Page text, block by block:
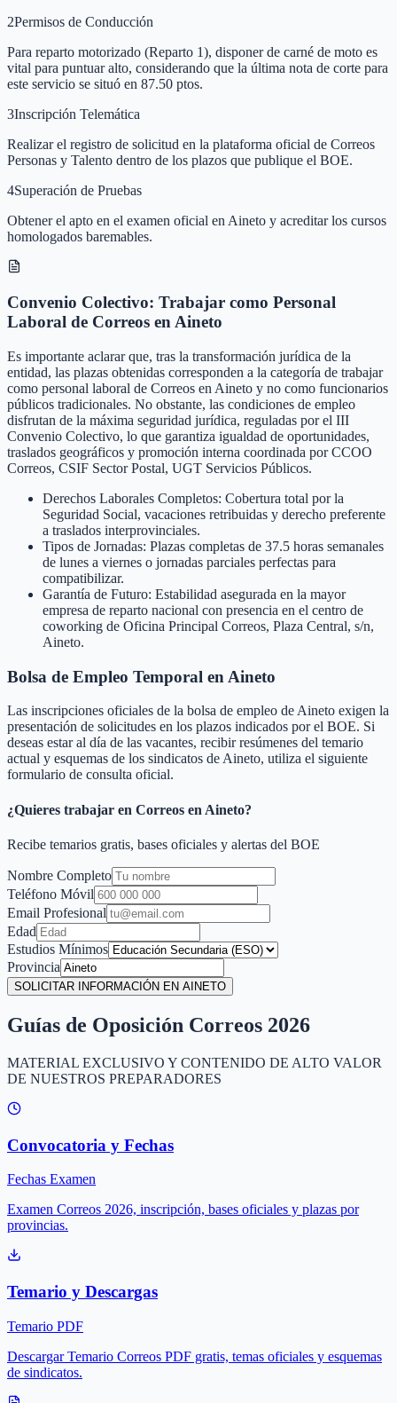
2Permisos de Conducción
Para reparto motorizado (Reparto 1), disponer de carné de moto es
vital para puntuar alto, considerando que la última nota de corte para
este servicio se situó en 87.50 ptos.
3Inscripción Telemática
Realizar el registro de solicitud en la plataforma oficial de Correos
Personas y Talento dentro de los plazos que publique el BOE.
4Superación de Pruebas
Obtener el apto en el examen oficial en Aineto y acreditar los cursos
homologados baremables.
Convenio Colectivo: Trabajar como Personal
Laboral de Correos en Aineto
Es importante aclarar que, tras la transformación jurídica de la
entidad, las plazas obtenidas corresponden a la categoría de trabajar
como personal laboral de Correos en Aineto y no como funcionarios
públicos tradicionales. No obstante, las condiciones de empleo
disfrutan de la máxima seguridad jurídica, reguladas por el III
Convenio Colectivo, lo que garantiza igualdad de oportunidades,
traslados geográficos y promoción interna coordinada por CCOO
Correos, CSIF Sector Postal, UGT Servicios Públicos.
Derechos Laborales Completos: Cobertura total por la
Seguridad Social, vacaciones retribuidas y derecho preferente
a traslados interprovinciales.
Tipos de Jornadas: Plazas completas de 37.5 horas semanales
de lunes a viernes o jornadas parciales perfectas para
compatibilizar.
Garantía de Futuro: Estabilidad asegurada en la mayor
empresa de reparto nacional con presencia en el centro de
coworking de Oficina Principal Correos, Plaza Central, s/n,
Aineto.
Bolsa de Empleo Temporal en Aineto
Las inscripciones oficiales de la bolsa de empleo deAineto exigen la
presentación de solicitudes en los plazos indicados por el BOE. Si
deseas estar al día de las vacantes, recibir resúmenes del temario
actual y esquemas de los sindicatos deAineto, utiliza el siguiente
formulario de consulta oficial.
¿Quieres trabajar en Correos en Aineto?
Recibe temarios gratis, bases oficiales y alertas del BOE
Nombre Completo
Teléfono Móvil
Email Profesional
Edad
Estudios Mínimos
Provincia
SOLICITAR INFORMACIÓN EN AINETO
Guías de Oposición Correos 2026
MATERIAL EXCLUSIVO Y CONTENIDO DE ALTO VALOR
DE NUESTROS PREPARADORES
Convocatoria y Fechas
Fechas Examen
Examen Correos 2026, inscripción, bases oficiales y plazas por
provincias.
Temario y Descargas
Temario PDF
Descargar Temario Correos PDF gratis, temas oficiales y esquemas
de sindicatos.